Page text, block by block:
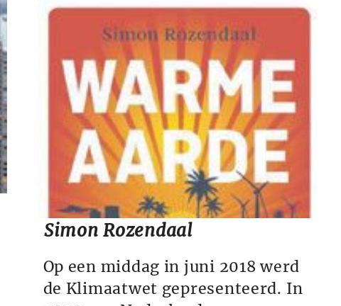
Simon Rozendaal
Op een middag in juni 2018 werd
de Klimaatwet gepresenteerd. In